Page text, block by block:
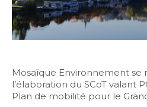
Mosaïque Environnement se
l’élaboration du SCoT valant
Plan de mobilité pour le